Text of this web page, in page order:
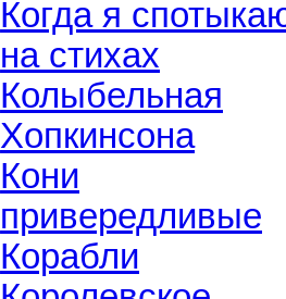
Когда я
на стихах
Колыбельная
Хопкинсона
Кони
привередливые
Корабли